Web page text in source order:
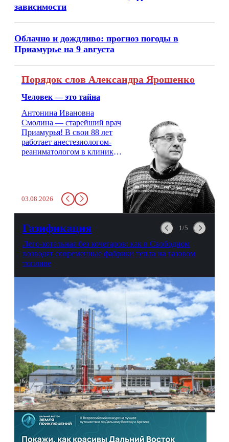
зависимости
Облачно и дождливо: прогноз погоды в
Приамурье на 9 августа
Порядок слов Александра Ярошенко
Человек — это тайна
Антонина Ивановна
Смолина — старейший врач
Приамурья! В свои 88 лет
работает анестезиологом-
реаниматологом в клинике
стажем о жизни, смерти
душе и духе. Откровенно о
03.08.2026
Газификация 1/5
Лего-котельная без кочегаров: как в Свободном
возводят современные фабрики тепла на газовом
топливе